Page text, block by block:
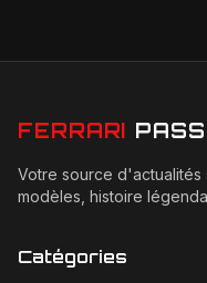
FERRARI
Votre source d'actualités
modèles, histoire
Catégories